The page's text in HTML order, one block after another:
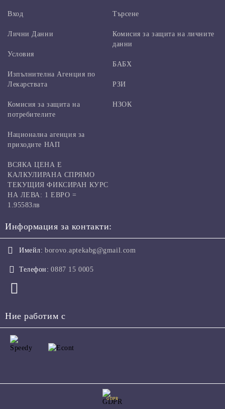
Вход Търсене
Лични Данни
Условия
Изпълнителна Агенция по
Лекарствата
Комисия за защита на
потребителите
Комисия за защита на личните
данни
БАБХ
РЗИ
НЗОК
Национална агенция за
приходите НАП
ВСЯКА ЦЕНА Е
КАЛКУЛИРАНА СПРЯМО
ТЕКУЩИЯ ФИКСИРАН КУРС
НА ЛЕВА: 1 ЕВРО =
1.95583лв
Информация за контакти:
Имейл: borovo.aptekabg@gmail.com
Телефон: 0887 15 0005
Ние работим с
GDPR